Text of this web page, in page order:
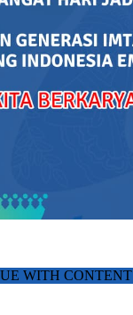
WITH CONTENT